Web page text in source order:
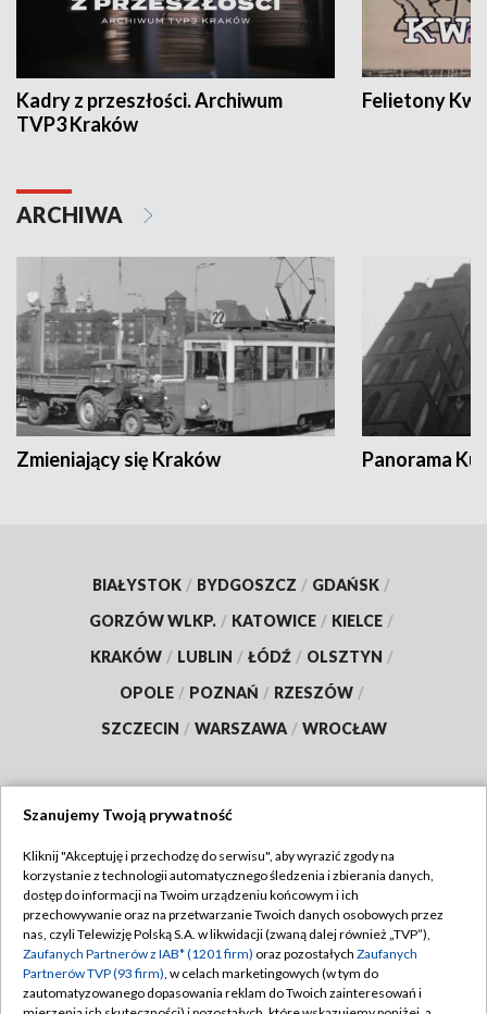
Kadry z przeszłości. Archiwum
TVP3 Kraków
Felietony
ARCHIWA
Zmieniający się Kraków Panorama
BIAŁYSTOK / BYDGOSZCZ / GDAŃSK /
GORZÓW WLKP. / KATOWICE / KIELCE /
KRAKÓW / LUBLIN / ŁÓDŹ / OLSZTYN /
OPOLE / POZNAŃ / RZESZÓW /
SZCZECIN / WARSZAWA / WROCŁAW
TVP
Abonament TVP
Emisja w TVP
Centrum informacji TVP
Regulamin TVP
Polityka prywatności
Moje zgody
Szanujemy Twoją prywatność
Kliknij "Akceptuję i przechodzę do serwisu", aby wyrazić zgody na
korzystanie z technologii automatycznego śledzenia i zbierania danych,
dostęp do informacji na Twoim urządzeniu końcowym i ich
przechowywanie oraz na przetwarzanie Twoich danych osobowych przez
nas, czyli Telewizję Polską S.A. w likwidacji (zwaną dalej również „TVP”),
Zaufanych Partnerów z IAB* (1201 firm) oraz pozostałych Zaufanych
Partnerów TVP (93 firm), w celach marketingowych (w tym do
zautomatyzowanego dopasowania reklam do Twoich zainteresowań i